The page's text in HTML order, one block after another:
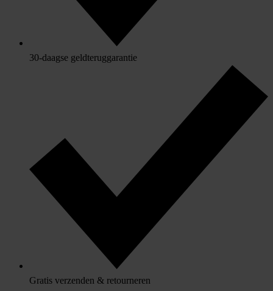
30-daagse geldteruggarantie
Gratis verzenden & retourneren